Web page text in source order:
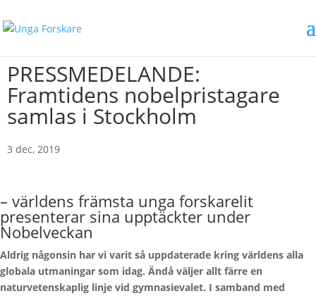
PRESSMEDELANDE:
Framtidens nobelpristagare
samlas i Stockholm
3 dec, 2019
– världens främsta unga forskarelit
presenterar sina upptäckter under
Nobelveckan
Aldrig någonsin har vi varit så uppdaterade kring världens alla
globala utmaningar som idag. Ändå väljer allt färre en
naturvetenskaplig linje vid gymnasievalet. I samband med